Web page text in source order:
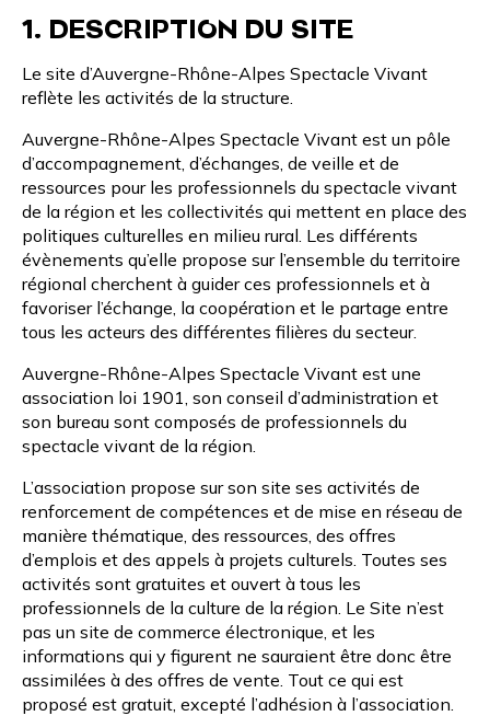
1. DESCRIPTION DU SITE
Le site d’Auvergne-Rhône-Alpes Spectacle Vivant
reflète les activités de la structure.
Auvergne-Rhône-Alpes Spectacle Vivant est un pôle
d’accompagnement , d’échanges, de veille et de
ressources pour les professionnels du spectacle vivant
de la région et les collectivités qui mettent en place des
politiques culturelles en milieu rural. Les différents
évènements qu’elle propose sur l’ensemble du territoire
régional cherchent à guider ces professionnels et à
favoriser l’échange, la coopération et le partage entre
tous les acteurs des différentes filières du secteur.
Auvergne-Rhône-Alpes Spectacle Vivant est une
association loi 1901, son conseil d’administration et
son bureau sont composés de professionnels du
spectacle vivant de la région.
L’association propose sur son site ses activités de
renforcement de compétences et de mise en réseau de
manière thématique, des ressources, des offres
d’emplois et des appels à projets culturels. Toutes ses
activités sont gratuites et ouvert à tous les
professionnels de la culture de la région. Le Site n’est
pas un site de commerce électronique, et les
informations qui y figurent ne sauraient être donc être
assimilées à des offres de vente. Tout ce qui est
proposé est gratuit, excepté l’adhésion à l’association.